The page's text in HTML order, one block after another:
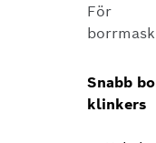
För
Snabb
klinkers